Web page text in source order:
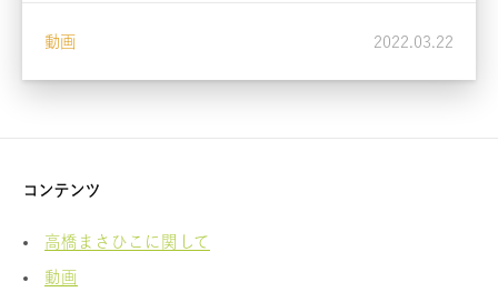
動画 2022.03.22
コンテンツ
高橋まさひこに関して
動画